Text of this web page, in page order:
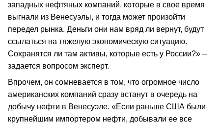
западных нефтяных компаний, которые в свое время
выгнали из Венесуэлы, и тогда может произойти
передел рынка. Деньги они нам вряд ли вернут, будут
ссылаться на тяжелую экономическую ситуацию.
Сохранятся ли там активы, которые есть у России?» –
задается вопросом эксперт.
Впрочем, он сомневается в том, что огромное число
американских компаний сразу встанут в очередь на
добычу нефти в Венесуэле. «Если раньше США были
крупнейшим импортером нефти, добывали ее все